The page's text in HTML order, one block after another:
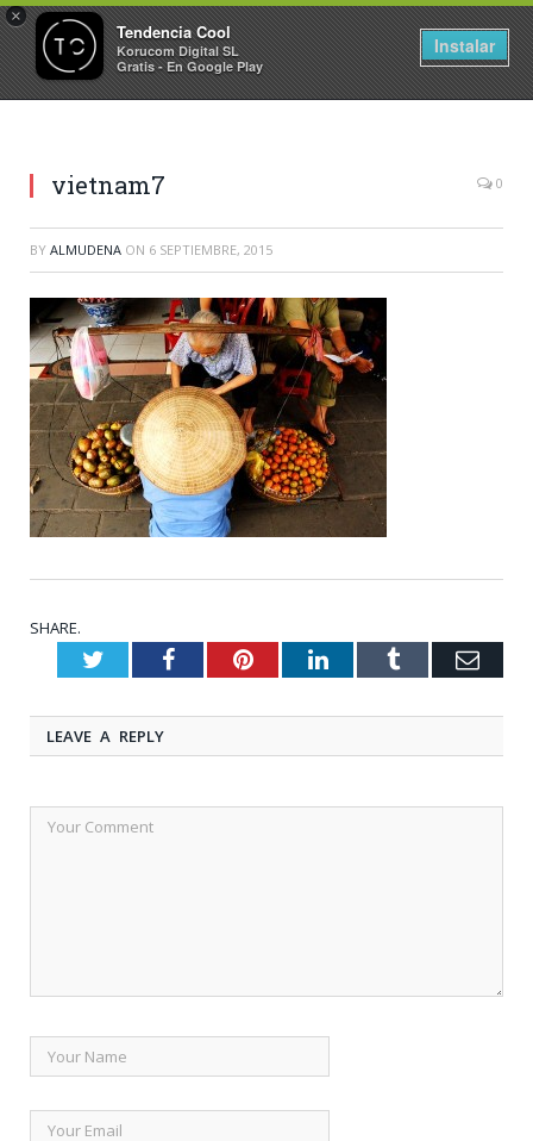
×
Tendencia Cool
Korucom Digital SL
Gratis - En Google Play
Instalar
vietnam7 0
BY ALMUDENA ON 6 SEPTIEMBRE, 2015
SHARE.
TwitterFacebookPinterestLinkedInTumblr
LEAVE A REPLY